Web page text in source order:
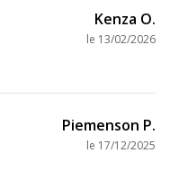
Kenza O.
le 13/02/2026
Piemenson P.
le 17/12/2025